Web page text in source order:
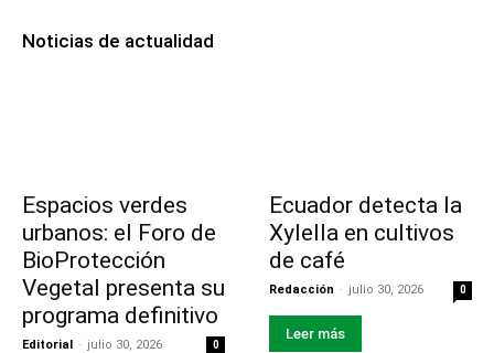
Noticias de actualidad
Espacios verdes
urbanos: el Foro de
BioProtección
Vegetal presenta su
programa definitivo
Editorial - julio 30, 2026 0
Ecuador detecta la
Xylella en cultivos
de café
Redacción - julio 30, 2026 0
Leer más